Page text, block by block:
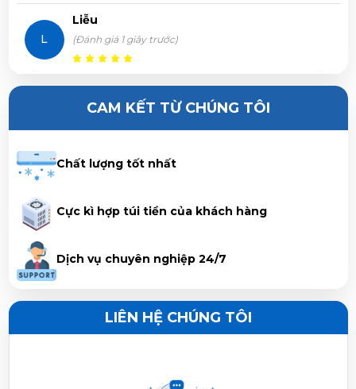
Trần Thị Hà Vy vừa đặt muaMáy giặt Samsung Inverter
8 Kg
Inverter 8 Kg
Nguyễn Như Viết Phương vừa đặt muaMáy giặt
Samsung Inverter 8 Kg
Huỳnh Trọng Nghĩa vừa đặt mua
Inverter 8 Kg
Nguyễn Duy Luân vừa đặt muaMáy giặt Samsung
Inverter 8 Kg
Nguyễn Văn Sang vừa đặt muaMáy giặt Samsung
L
Liễu
(Đánh giá 1 giây trước)
Máy chạy rất êm, tiết kiệm điện
CAM KẾT TỪ CHÚNG TÔI
Chất lượng tốt nhất
Cực kì hợp túi tiền của khách hàng
Dịch vụ chuyên nghiệp 24/7
LIÊN HỆ CHÚNG TÔI